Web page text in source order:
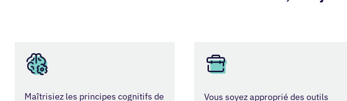
Maîtrisiez les principes cognitifs de
Vous soyez approprié des outils